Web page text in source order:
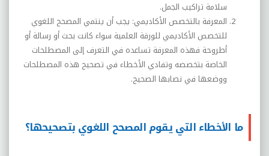
سلامة تراكيب الجمل.
المعرفة بالتخصص الأكاديمي: يجب أن ينتمي المصحح اللغوي
للتخصص الأكاديمي للورقة العلمية سواء كانت بحث أو رسالة أو
أطروحة فهذه المعرفة تساعده في التعرف إلى المصطلحات
الخاصة بتخصصه وتفادي الأخطاء في تصحيح هذه المصطلحات
ووضعها في نصابها الصحيح.
ما الأخطاء التي يقوم المصحح اللغوي بتصحيحها؟